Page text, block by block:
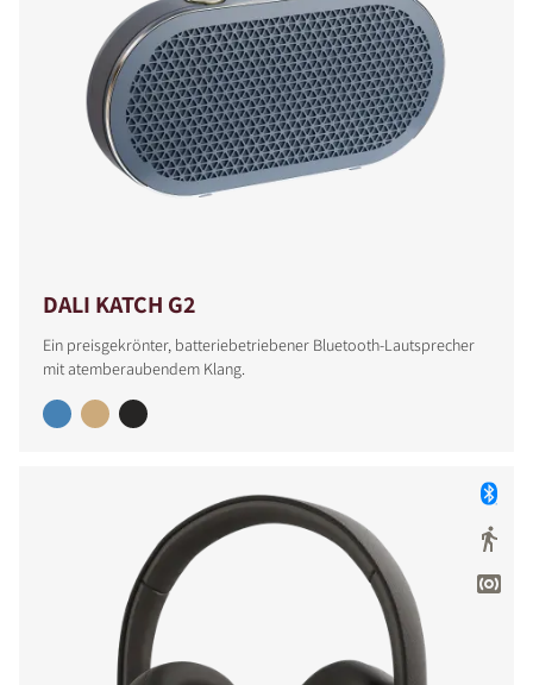
DALI KATCH G2
Ein preisgekrönter, batteriebetriebener Bluetooth-Lautsprecher
mit atemberaubendem Klang.